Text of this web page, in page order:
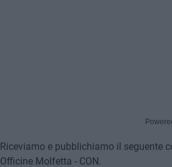
Riceviamo e pubblichiamo il seguente
Officine Molfetta - CON.